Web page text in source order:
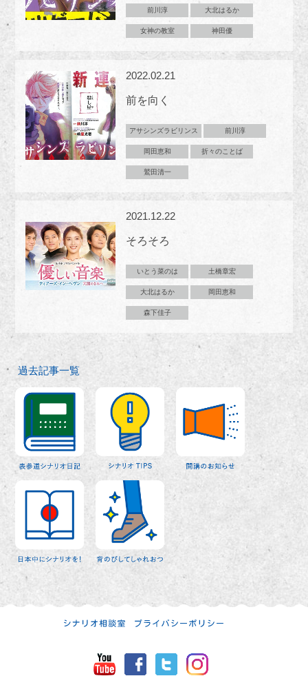
前川淳 大北はるか
女神の教室 神田優
2022.02.21
前を向く
アサシンズラビリンス 前川淳
岡田恵和 折々のことば
鷲田清一
2021.12.22
そろそろ
いとう菜のは 土橋章宏
大北はるか 岡田恵和
森下佳子
過去記事一覧